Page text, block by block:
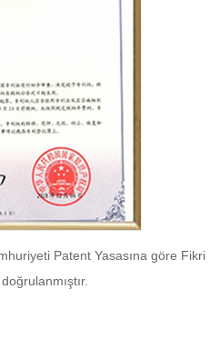
Patent Yasasına göre Fikri